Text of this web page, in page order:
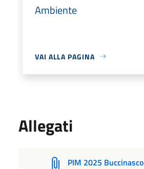
Ambiente
VAI ALLA PAGINA
Allegati
PIM 2025 Buccinasco